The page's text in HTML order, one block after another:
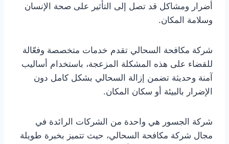
أضرار ومشاكل قد تصل إلى التأثير على صحة الإنسان
وسلامة المكان.
شركة مكافحة السحالي تقدم خدمات متخصصة وفعّالة
للقضاء على هذه المشكلة المزعجة، باستخدام أساليب
آمنة وحديثة تضمن إزالة السحالي بشكل كامل دون
الإضرار بالبيئة أو سكان المكان.
شركة الجسور هي واحدة من الشركات الرائدة في
مجال شركة مكافحة السحالي، حيث تتميز بخبرة طويلة